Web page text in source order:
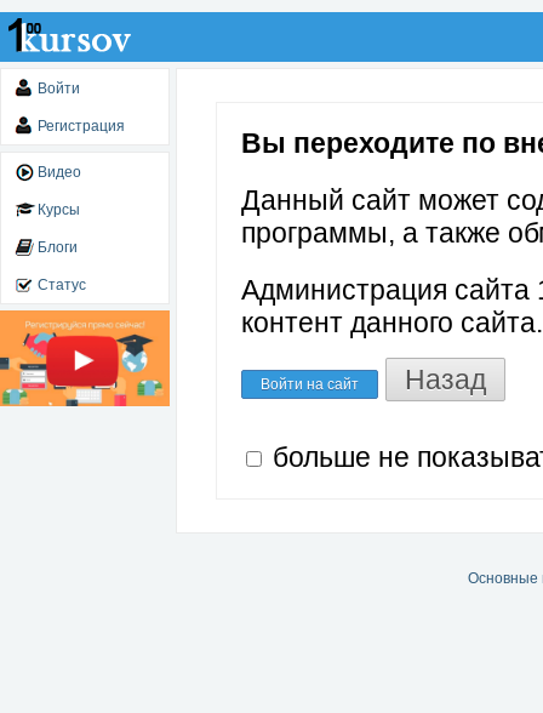
Войти
Регистрация
Видео
Курсы
Блоги
Статус
Вы переходите по
Данный сайт может
программы, а также
Администрация сайта
контент данного сайта.
Войти на сайт Назад
больше не
Основные